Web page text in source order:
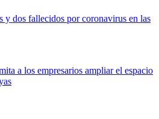
y dos fallecidos por coronavirus en las
a los empresarios ampliar el espacio